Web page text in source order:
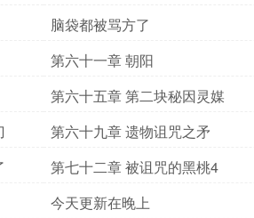
脑袋都被骂方了
第六十一章 朝阳
第六十五章 第二块秘因灵媒
第六十九章 遗物诅咒之矛
第七十二章 被诅咒的黑桃4
今天更新在晚上